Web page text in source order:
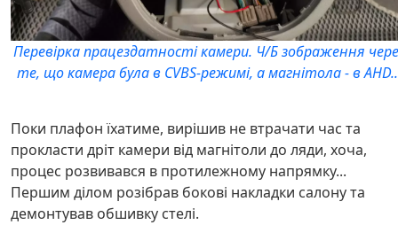
Перевірка працездатності камери. Ч/Б зображення
те, що камера була в CVBS-режимі, а магнітола - в
Поки плафон їхатиме, вирішив не втрачати час та
прокласти дріт камери від магнітоли до ляди, хоча,
процес розвивався в протилежному напрямку...
Першим ділом розібрав бокові накладки салону та
демонтував обшивку стелі.